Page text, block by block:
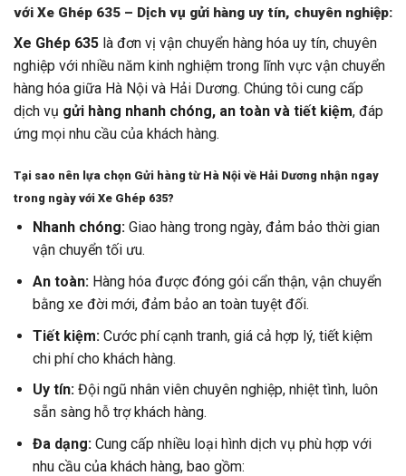
với Xe Ghép 635 – Dịch vụ gửi hàng uy tín, chuyên nghiệp:
Xe Ghép 635 là đơn vị vận chuyển hàng hóa uy tín, chuyên
nghiệp với nhiều năm kinh nghiệm trong lĩnh vực vận chuyển
hàng hóa giữa Hà Nội và Hải Dương. Chúng tôi cung cấp
dịch vụ gửi hàng nhanh chóng, an toàn và tiết kiệm, đáp
ứng mọi nhu cầu của khách hàng.
Tại sao nên lựa chọn Gửi hàng từ Hà Nội về Hải Dương nhận ngay
trong ngày với Xe Ghép 635?
Nhanh chóng:Giao hàng trong ngày, đảm bảo thời gian
vận chuyển tối ưu.
An toàn:Hàng hóa được đóng gói cẩn thận, vận chuyển
bằng xe đời mới, đảm bảo an toàn tuyệt đối.
Tiết kiệm:Cước phí cạnh tranh, giá cả hợp lý, tiết kiệm
chi phí cho khách hàng.
Uy tín:Đội ngũ nhân viên chuyên nghiệp, nhiệt tình, luôn
sẵn sàng hỗ trợ khách hàng.
Đa dạng:Cung cấp nhiều loại hình dịch vụ phù hợp với
nhu cầu của khách hàng, bao gồm: